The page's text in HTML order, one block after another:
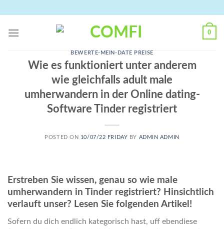
content
0
BEWERTE-MEIN-DATE PREISE
Wie es funktioniert unter anderem
wie gleichfalls adult male
umherwandern in der Online dating-
Software Tinder registriert
POSTED ON 10/07/22 FRIDAY BY ADMIN ADMIN
Erstreben Sie wissen, genau so wie male
umherwandern in Tinder registriert? Hinsichtlich
verlauft unser? Lesen Sie folgenden Artikel!
Sofern du dich endlich kategorisch hast, uff ebendiese